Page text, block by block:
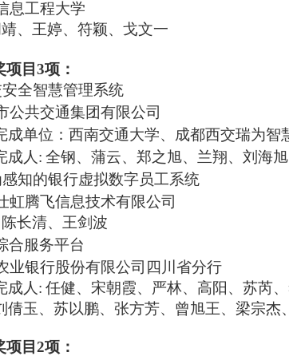
息工程大学
、王婷、符颖、戈文一
项目 3项：
安全智慧管理系统
公共交通集团有限公司
成单位：西南交通大学、成都西交瑞为
成人 : 全钢、蒲云、郑之旭、兰翔、刘海
知的银行虚拟数字员工系统
虹腾飞信息技术有限公司
长清、王剑波
合服务平台
业银行股份有限公司四川省分行
成人 : 任健、宋朝霞、严林、高阳、苏芮
倩玉、苏以鹏、张方芳、曾旭王、梁宗杰
项目 2项：